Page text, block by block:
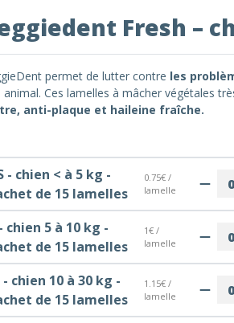
Fresh –
permet de lutter contre les
animal. Ces lamelles à mâcher végétales
anti-plaque et haileine fraîche.
- chien < à 5 kg -
de 15 lamelles
0.75€ /
lamelle
chien 5 à 10 kg -
de 15 lamelles
1€ /
lamelle
- chien 10 à 30 kg -
de 15 lamelles
1.15€ /
lamelle